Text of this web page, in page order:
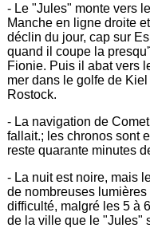
- Le "Jules" monte vers
Manche en ligne droite
déclin du jour, cap sur
quand il coupe la
Fionie. Puis il abat vers
mer dans le golfe de
Rostock.
- La navigation de
fallait.; les chronos sont
reste quarante minutes
- La nuit est noire, mais
de nombreuses
difficulté, malgré les 5 à
de la ville que le "Jules"